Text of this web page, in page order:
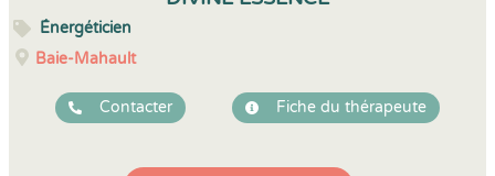
Énergéticien
Baie-Mahault
Contacter Fiche du thérapeute